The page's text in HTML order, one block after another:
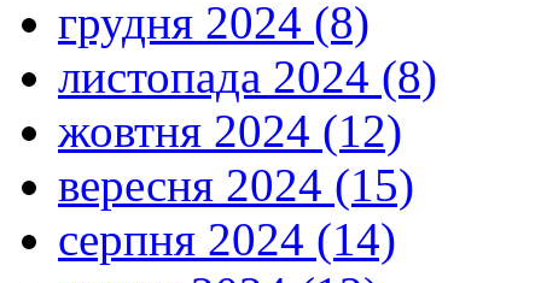
грудня 2024 (8)
листопада 2024 (8)
жовтня 2024 (12)
вересня 2024 (15)
серпня 2024 (14)